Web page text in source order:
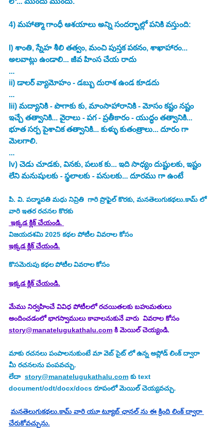
4) మహాత్మా గాంధీ ఆశయాలు అన్ని సందర్భాల్లో పనికి వస్తుంది:
I) శాంతి, స్నేహ శీలి తత్వం, మంచి పుస్తక పఠనం, శాఖాహారం...
అలవాట్లు ఉండాలి... జీవ హింస చేయ రాదు
...
ii) డాలర్ వ్యామోహం - డబ్బు దురాశ ఉండ కూడదు
...
Iii) మద్యానికి - పొగాకు కు, మాంసాహారానికి - మోసం కష్టం నష్టం
ఇచ్చే తత్వానికి... వైరాలు - పగ - ప్రతీకారం - యుద్ధం తత్వానికి...
భూత సర్ప పైశాచిక తత్వానికి... కుళ్ళు కుతంత్రాలు... దూరం గా
మెలగాలి.
...
Iv) చెడు చూడకు, వినకు, పలుక కు... ఇది సాధ్యం దుష్టులకు, ఇష్టం
లేని మనుషులకు - స్థలాలకు - పనులకు... దూరము గా ఉంటే
పి. వి. పద్మావతి మధు నివ్రితి గారి ప్రొఫైల్ కొరకు, మనతెలుగుకథలు.కామ్ లో
వారి ఇతర రచనల కొరకు
ఇక్కడ క్లిక్ చేయండి.
విజయదశమి 2025 కథల పోటీల వివరాల కోసం
ఇక్కడ క్లిక్ చేయండి.
కొసమెరుపు కథల పోటీల వివరాల కోసం
ఇక్కడ క్లిక్ చేయండి.
మేము నిర్వహించే వివిధ పోటీలలో రచయితలకు బహుమతులు
అందించడంలో భాగస్వాములు కావాలనుకునే వారు  వివరాల కోసం
story@manatelugukathalu.com కి మెయిల్ చెయ్యండి.
మాకు రచనలు పంపాలనుకుంటే మా వెబ్ సైట్ లో ఉన్న అప్లోడ్ లింక్ ద్వారా
మీ రచనలను పంపవచ్చు.
లేదా story@manatelugukathalu.com కు text
document/odt/docx/docs రూపంలో మెయిల్ చెయ్యవచ్చు.
మనతెలుగుకథలు.కామ్ వారి యూ ట్యూబ్ ఛానల్ ను ఈ క్రింది లింక్ ద్వారా
చేరుకోవచ్చును.